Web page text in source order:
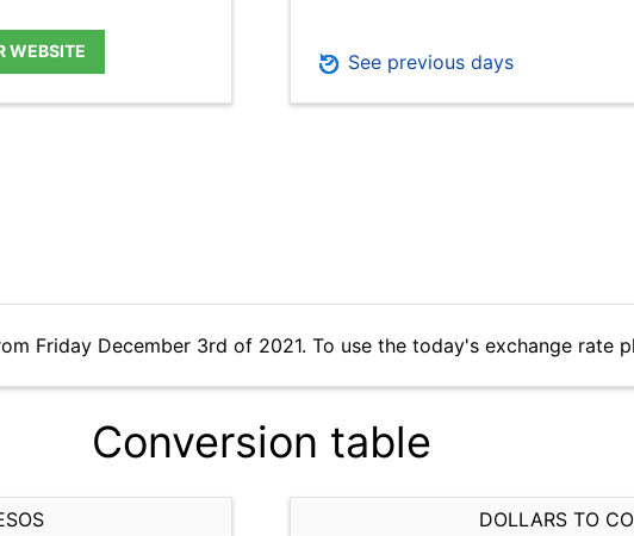
WEBSITE See previous days
Friday December 3rd of 2021. To use the today's exchange rate
Conversion table
DOLLARS TO